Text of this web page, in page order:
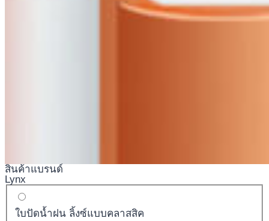
สินค้าแบรนด์
Lynx
ใบปัดน้ำฝน ลิ้งซ์แบบคลาสสิค